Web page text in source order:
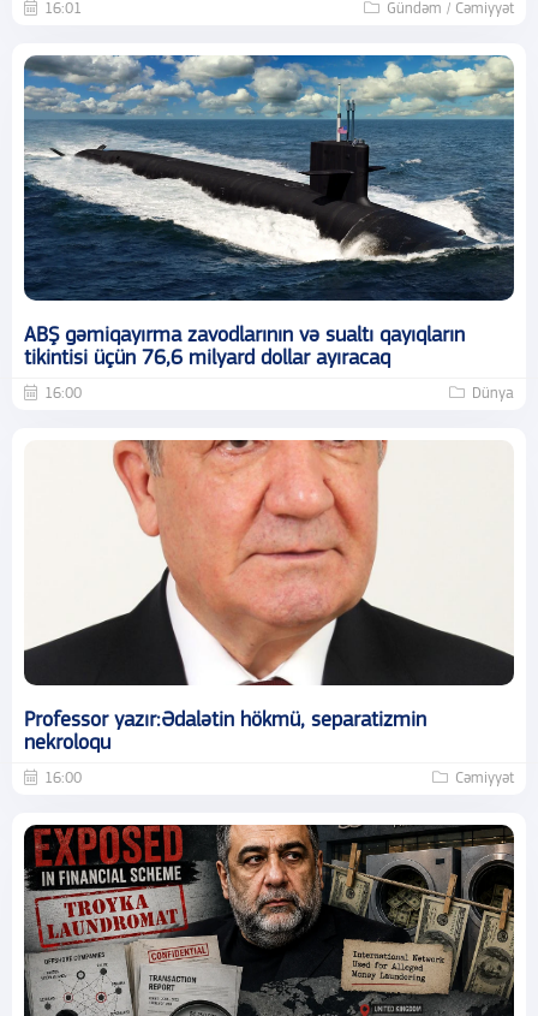
16:01 Gündəm / Cəmiyyət
ABŞ gəmiqayırma zavodlarının və sualtı qayıqların
tikintisi üçün 76,6 milyard dollar ayıracaq
16:00 Dünya
Professor yazır:Ədalətin hökmü, separatizmin
nekroloqu
16:00 Cəmiyyət